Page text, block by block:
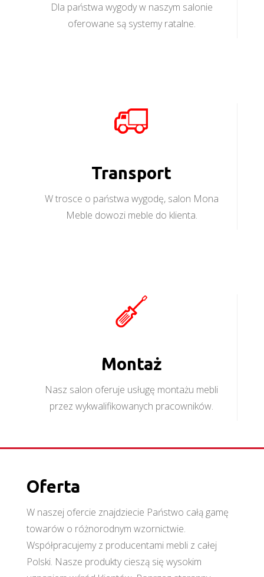
Dla państwa wygody w naszym salonie
oferowane są systemy ratalne.
Transport
W trosce o państwa wygodę, salon Mona
Meble dowozi meble do klienta.
Montaż
Nasz salon oferuje usługę montażu mebli
przez wykwalifikowanych pracowników.
Oferta
W naszej ofercie znajdziecie Państwo całą gamę
towarów o różnorodnym wzornictwie.
Współpracujemy z producentami mebli z całej
Polski. Nasze produkty cieszą się wysokim